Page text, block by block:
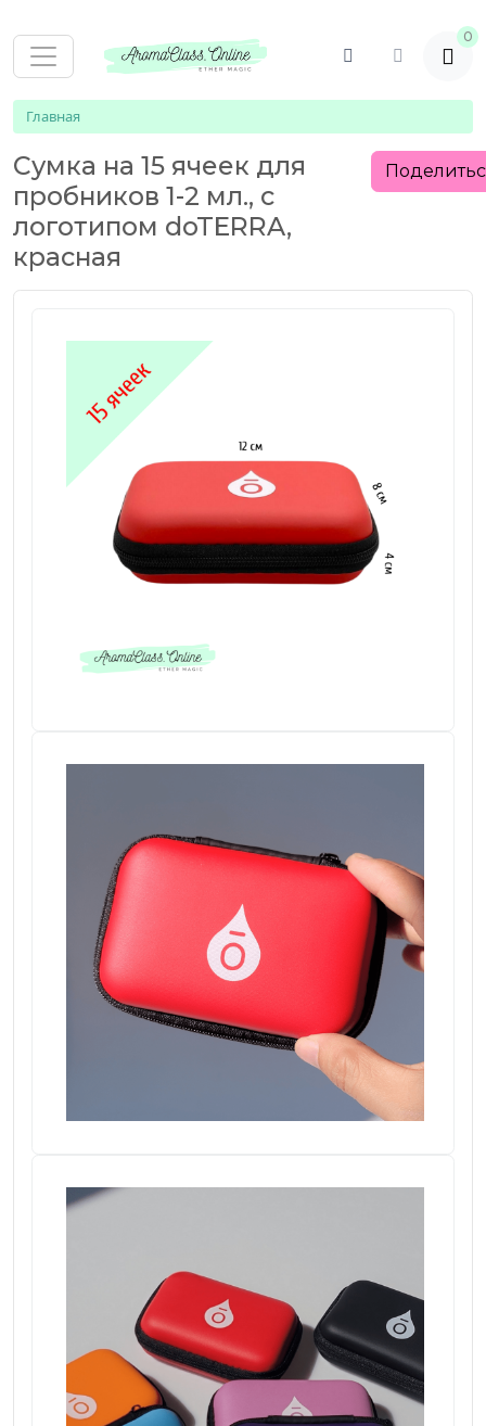
0
Главная
Сумка на 15 ячеек для
пробников 1-2 мл., с
логотипом doTERRA,
красная